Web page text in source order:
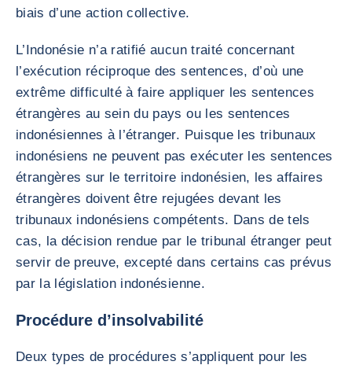
biais d’une action collective.
L’Indonésie n’a ratifié aucun traité concernant
l’exécution réciproque des sentences, d’où une
extrême difficulté à faire appliquer les sentences
étrangères au sein du pays ou les sentences
indonésiennes à l’étranger. Puisque les tribunaux
indonésiens ne peuvent pas exécuter les sentences
étrangères sur le territoire indonésien, les affaires
étrangères doivent être rejugées devant les
tribunaux indonésiens compétents. Dans de tels
cas, la décision rendue par le tribunal étranger peut
servir de preuve, excepté dans certains cas prévus
par la législation indonésienne.
Procédure d’insolvabilité
Deux types de procédures s’appliquent pour les